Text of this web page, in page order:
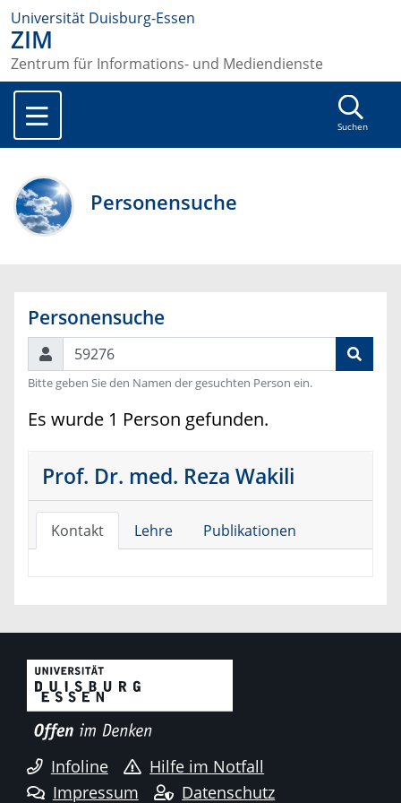
Universität Duisburg-Essen
ZIM
Zentrum für Informations- und Mediendienste
Suchen
Personensuche
Personensuche
Suchen
Bitte geben Sie den Namen der gesuchten Person ein.
Es wurde 1 Person gefunden.
Prof. Dr. med. Reza Wakili
Kontakt Lehre Publikationen
Infoline
Hilfe im Notfall
Impressum
Datenschutz